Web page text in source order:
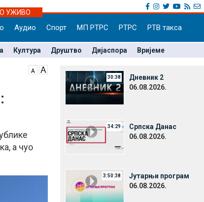
УЖИВО
Аудио Спорт МП РТРС РТРС РТВ такса
Култура Друштво Дијаспора Вријеме
а чуо
30:38
Дневник 2
06.08.2026.
34:29
Српска Данас
06.08.2026.
3:50:38
Јутарњи програм
06.08.2026.